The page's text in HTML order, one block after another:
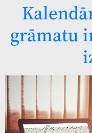
grāmatu